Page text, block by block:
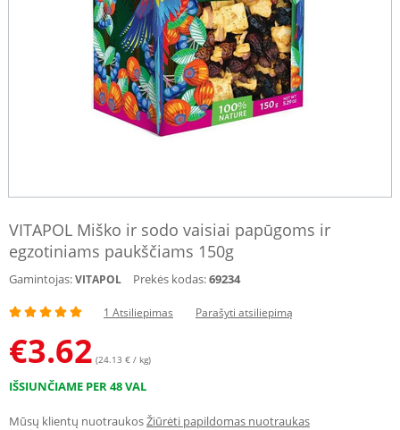
VITAPOL Miško ir sodo vaisiai papūgoms ir
egzotiniams paukščiams 150g
Gamintojas:VITAPOL Prekės kodas:69234
1 Atsiliepimas Parašyti atsiliepimą
€3.62 (24.13 € / kg)
IŠSIUNČIAME PER 48 VAL
Mūsų klientų nuotraukosŽiūrėti papildomas nuotraukas